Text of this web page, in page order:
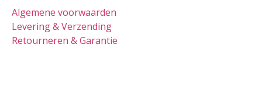
Algemene voorwaarden
Levering & Verzending
Retourneren & Garantie